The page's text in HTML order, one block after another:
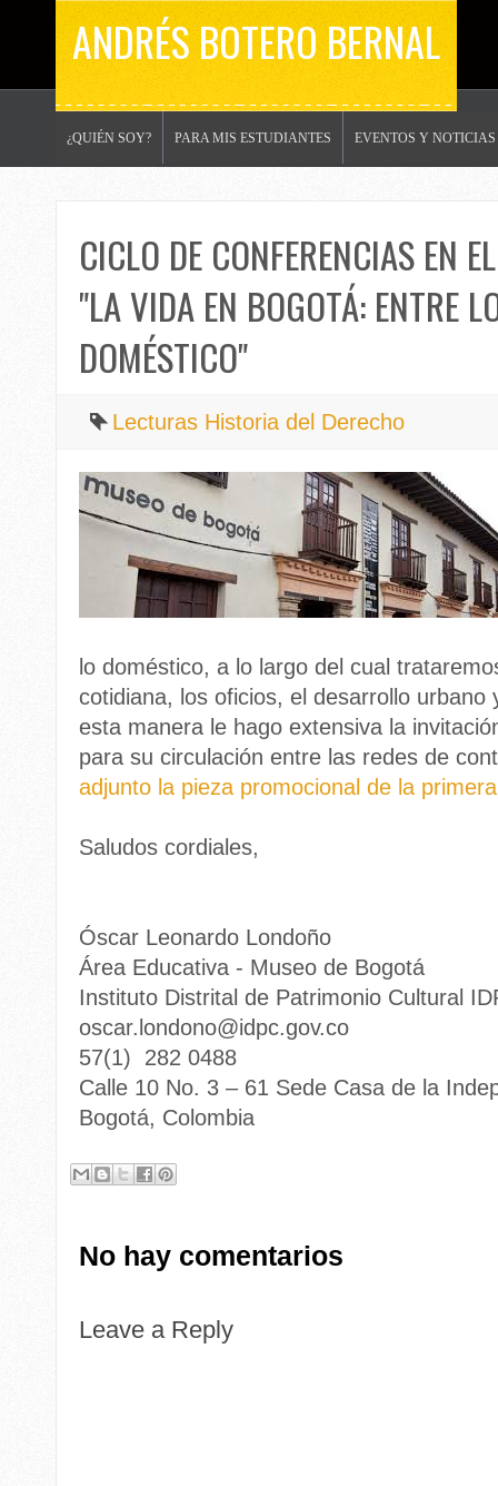
ANDRÉS BOTERO BERNAL
¿QUIÉN SOY? PARA MIS ESTUDIANTES EVENTOS Y NOTICIAS
CICLO DE CONFERENCIAS EN
"LA VIDA EN BOGOTÁ: ENTRE
DOMÉSTICO"
Lecturas Historia del Derecho
lo doméstico, a lo largo del cual
cotidiana, los oficios, el desarrollo
esta manera le hago extensiva la
para su circulación entre las redes de
adjunto la pieza promocional de la
Saludos cordiales,
Óscar Leonardo Londoño
Área Educativa - Museo de Bogotá
Instituto Distrital de Patrimonio Cultural
oscar.londono@idpc.gov.co
57(1) 282 0488
Calle 10 No. 3 – 61 Sede Casa de la
Bogotá, Colombia
No hay comentarios
Leave a Reply